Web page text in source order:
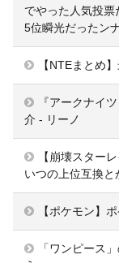
でやった人気投
5位瞬光だったン
【NTEまとめ
『アークナイ
介 - リーノ
【崩壊スター
いつの上位互換と
【ポケモン】
「ワンピース